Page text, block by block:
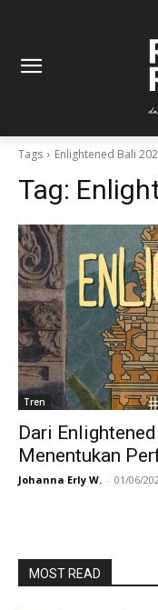
Tags Enlightened Bali
Tag:
Tren
Dari
Menentukan
Johanna Erly W. - 01/06/
MOST READ